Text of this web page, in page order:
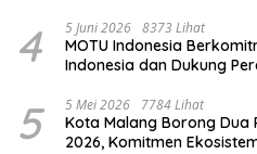
4 5 Juni 2026 8373 Lihat
MOTU Indonesia
Indonesia dan Dukung
5 5 Mei 2026 7784 Lihat
Kota Malang Borong Dua
2026, Komitmen